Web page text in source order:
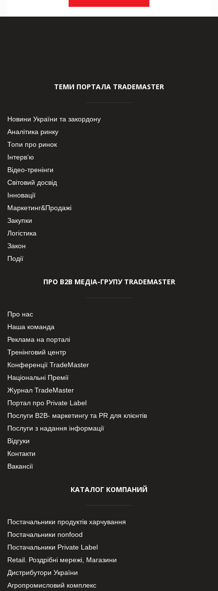
ТЕМИ ПОРТАЛА TRADEMASTER
Новини України та закордону
Аналітика ринку
Топи про ринок
Інтерв’ю
Відео-тренінги
Світовий досвід
Інновації
Маркетинг&Продажі
Закупки
Логістика
Закон
Події
ПРО В2В МЕДІА-ГРУПУ TRADEMASTER
Про нас
Наша команда
Реклама на порталі
Тренінговий центр
Конференції TradeMaster
Національні Премії
Журнал TradeMaster
Портал про Private Label
Послуги В2В- маркетингу та PR для клієнтів
Послуги з надання інформації
Відгуки
Контакти
Вакансії
КАТАЛОГ КОМПАНИЙ
Постачальники продуктів харчування
Постачальники nonfood
Постачальники Private Label
Retail. Роздрібні мережі, Магазини
Дистрибутори України
Агропромисловий комплекс